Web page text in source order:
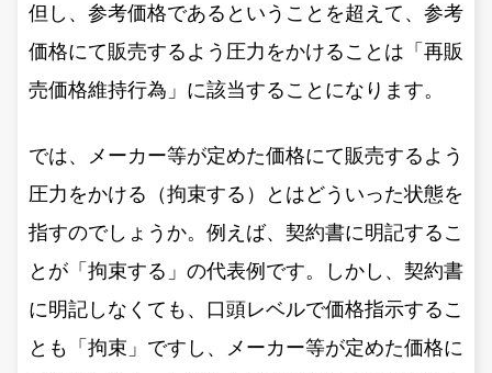
但し、参考価格であるということを超えて、参考
価格にて販売するよう圧力をかけることは「再販
売価格維持行為」に該当することになります。
では、メーカー等が定めた価格にて販売するよう
圧力をかける（拘束する）とはどういった状態を
指すのでしょうか。例えば、契約書に明記するこ
とが「拘束する」の代表例です。しかし、契約書
に明記しなくても、口頭レベルで価格指示するこ
とも「拘束」ですし、メーカー等が定めた価格に